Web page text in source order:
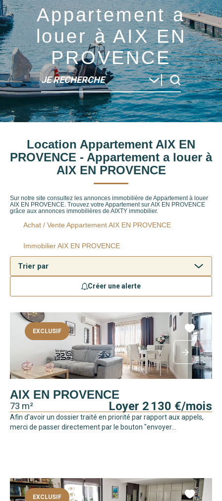
Appartement a
louer à AIX EN
PROVENCE
JE RECHERCHE
Type de bien
Localité
Location Appartement AIX EN
PROVENCE - Appartement a louer à
AIX EN PROVENCE
Sur notre site consultez les annonces immobilière de Appartement à louer
AIX EN PROVENCE. Trouvez votre Appartement sur AIX EN PROVENCE
grâce aux annonces immobilières de AIXTY immobilier.
Achat / Vente Appartement AIX EN PROVENCE
Immobilier AIX EN PROVENCE
Créer une alerte
EXCLUSIF
AIX EN PROVENCE
73 m² Loyer 2 130 €/mois
Afin d'avoir un dossier traité en priorité par rapport aux appels,
merci de passer directement par le bouton "envoyer...
EXCLUSIF